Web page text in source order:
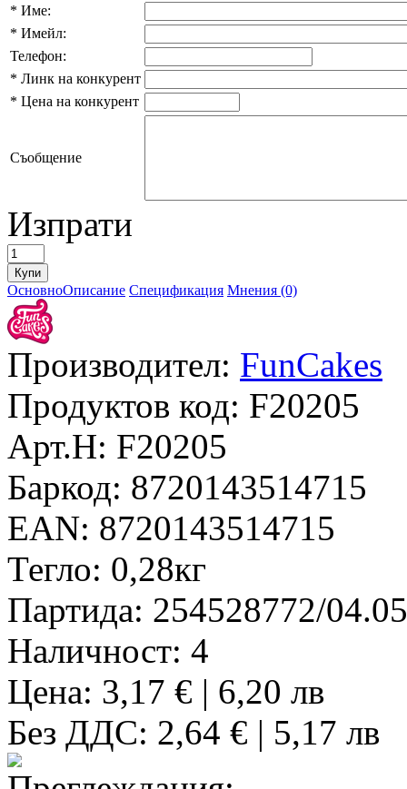
* Име:
* Имейл:
Телефон:
* Линк на конкурент
* Цена на конкурент
Съобщение
Изпрати
ОсновноОписание Спецификация Мнения (0)
Производител: FunCakes
Продуктов код: F20205
Арт.Н: F20205
Баркод: 8720143514715
EAN: 8720143514715
Тегло: 0,28кг
Партида: 254528772/
Наличност: 4
Цена: 3,17 € | 6,20 лв
Без ДДС: 2,64 € | 5,17 лв